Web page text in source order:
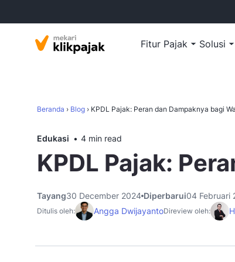
Fitur Pajak Solusi
Beranda › Blog › KPDL Pajak: Peran dan Dampaknya bagi
Edukasi 4 min read
KPDL Pajak:
Tayang30 December 2024 Diperbarui04 Februari
Ditulis oleh: Angga DwijayantoDireview oleh: